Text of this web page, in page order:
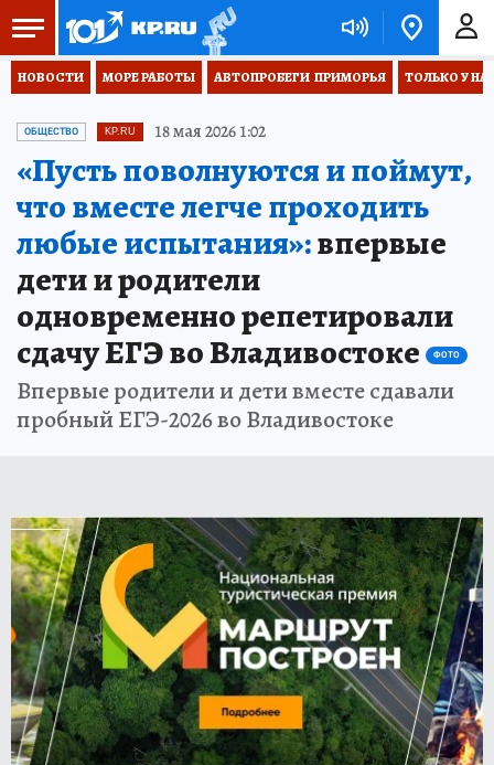
НОВОСТИ МОРЕ РАБОТЫ АВТОПРОБЕГИ  ПРИМОРЬЯ ТОЛЬКО У
ОБЩЕСТВО KP.RU 18 мая 2026 1:02
«Пусть поволнуются и поймут,
что вместе легче проходить
любые испытания»:впервые
дети и родители
одновременно репетировали
сдачу ЕГЭ во Владивостоке
ФОТО
Впервые родители и дети вместе сдавали
пробный ЕГЭ-2026 во Владивостоке